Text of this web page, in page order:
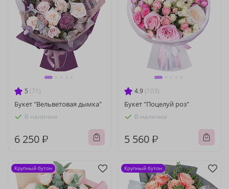
5 (71)
Букет "Вельветовая дымка"
В наличии
6 250 ₽
4.9 (103)
Букет "Поцелуй роз"
В наличии
5 560 ₽
Крупный бутон Крупный бутон